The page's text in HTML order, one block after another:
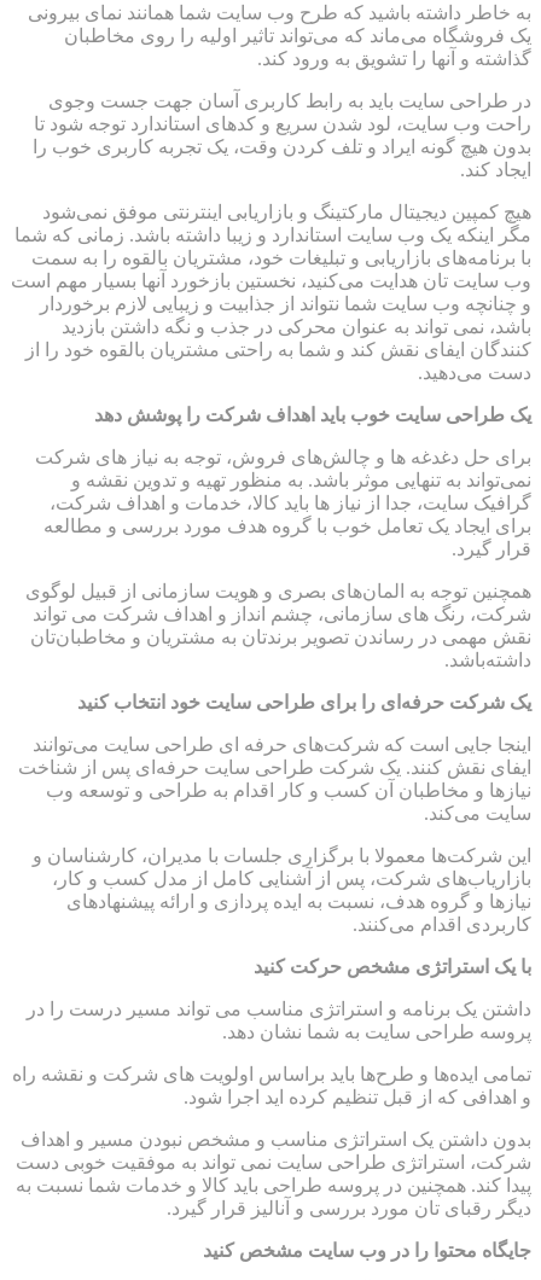
به خاطر داشته باشید که طرح وب سایت شما همانند نمای بیرونی
یک فروشگاه می‌ماند که می‌تواند تاثیر اولیه را روی مخاطبان
گذاشته و آنها را تشویق به ورود کند.
در طراحی سایت باید به رابط کاربری آسان جهت جست وجوی
راحت وب سایت، لود شدن سریع و کدهای استاندارد توجه شود تا
بدون هیچ گونه ایراد و تلف کردن وقت، یک تجربه کاربری خوب را
ایجاد کند.
هیچ کمپین دیجیتال مارکتینگ و بازاریابی اینترنتی موفق نمی‌شود
مگر اینکه یک وب سایت استاندارد و زیبا داشته باشد. زمانی که شما
با برنامه‌های بازاریابی و تبلیغات خود، مشتریان بالقوه را به سمت
وب سایت تان هدایت می‌کنید، نخستین بازخورد آنها بسیار مهم است
و چنانچه وب سایت شما نتواند از جذابیت و زیبایی لازم برخوردار
باشد، نمی تواند به عنوان محرکی در جذب و نگه داشتن بازدید
کنندگان ایفای نقش کند و شما به راحتی مشتریان بالقوه خود را از
دست می‌دهید.
یک طراحی سایت خوب باید اهداف شرکت را پوشش دهد
برای حل دغدغه ها و چالش‌های فروش، توجه به نیاز های شرکت
نمی‌تواند به تنهایی موثر باشد. به منظور تهیه و تدوین نقشه و
گرافیک سایت، جدا از نیاز ها باید کالا، خدمات و اهداف شرکت،
برای ایجاد یک تعامل خوب با گروه هدف مورد بررسی و مطالعه
قرار گیرد.
همچنین توجه به المان‌های بصری و هویت سازمانی از قبیل لوگوی
شرکت، رنگ های سازمانی، چشم انداز و اهداف شرکت می تواند
نقش مهمی در رساندن تصویر برندتان به مشتریان و مخاطبان‌تان
داشته‌باشد.
یک شرکت حرفه‌ای را برای طراحی سایت خود انتخاب کنید
اینجا جایی است که شرکت‌های حرفه ای طراحی سایت می‌توانند
ایفای نقش کنند. یک شرکت طراحی سایت حرفه‌ای پس از شناخت
نیازها و مخاطبان آن کسب و کار اقدام به طراحی و توسعه وب
سایت می‌کند.
این شرکت‌ها معمولا با برگزاری جلسات با مدیران، کارشناسان و
بازاریاب‌های شرکت، پس از آشنایی کامل از مدل کسب و کار،
نیازها و گروه هدف، نسبت به ایده پردازی و ارائه پیشنهادهای
کاربردی اقدام می‌کنند.
با یک استراتژی مشخص حرکت کنید
داشتن یک برنامه و استراتژی مناسب می تواند مسیر درست را در
پروسه طراحی سایت به شما نشان دهد.
تمامی ایده‌ها و طرح‌ها باید براساس اولویت های شرکت و نقشه راه
و اهدافی که از قبل تنظیم کرده اید اجرا شود.
بدون داشتن یک استراتژی مناسب و مشخص نبودن مسیر و اهداف
شرکت، استراتژی طراحی سایت نمی تواند به موفقیت خوبی دست
پیدا کند. همچنین در پروسه طراحی باید کالا و خدمات شما نسبت به
دیگر رقبای تان مورد بررسی و آنالیز قرار گیرد.
جایگاه محتوا را در وب سایت مشخص کنید